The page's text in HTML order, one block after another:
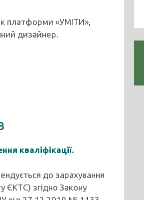
платформи «УМІТИ»,
дизайнер.
кваліфікації.
до зарахування
ЄКТС) згідно Закону